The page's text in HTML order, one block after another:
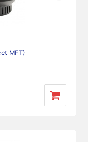
MFT)